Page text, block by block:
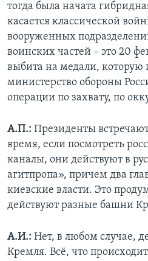
тогда была начата
касается классической
вооруженных
воинских частей – это 20
выбита на медали, которую
министерство обороны
операции по захвату, по
А.П.: Президенты
время, если посмотреть
каналы, они действуют в
агитпропа», причем два
киевские власти. Это
действуют разные башни
А.И.: Нет, в любом случае,
Кремля. Всё, что